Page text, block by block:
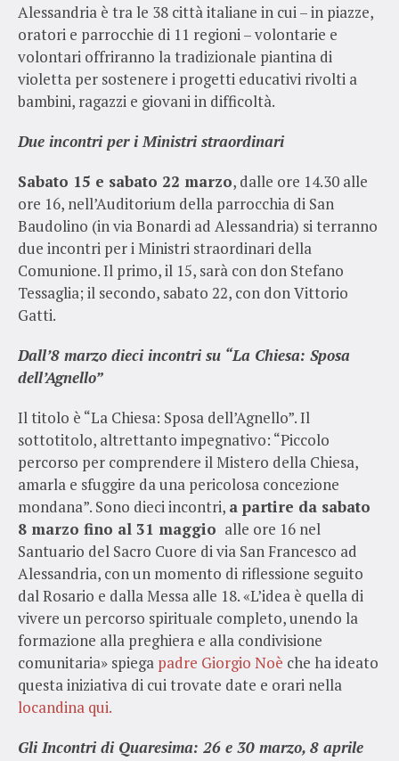
Alessandria è tra le 38 città italiane in cui – in piazze,
oratori e parrocchie di 11 regioni – volontarie e
volontari offriranno la tradizionale piantina di
violetta per sostenere i progetti educativi rivolti a
bambini, ragazzi e giovani in difficoltà.
Due incontri per i Ministri straordinari
Sabato 15 e sabato 22 marzo, dalle ore 14.30 alle
ore 16, nell’Auditorium della parrocchia di San
Baudolino (in via Bonardi ad Alessandria) si terranno
due incontri per i Ministri straordinari della
Comunione. Il primo, il 15, sarà con don Stefano
Tessaglia; il secondo, sabato 22, con don Vittorio
Gatti.
Dall’8 marzo dieci incontri su “La Chiesa: Sposa
dell’Agnello”
Il titolo è “La Chiesa: Sposa dell’Agnello”. Il
sottotitolo, altrettanto impegnativo: “Piccolo
percorso per comprendere il Mistero della Chiesa,
amarla e sfuggire da una pericolosa concezione
mondana”. Sono dieci incontri, a partire da sabato
8 marzo fino al 31 maggio alle ore 16 nel
Santuario del Sacro Cuore di via San Francesco ad
Alessandria, con un momento di riflessione seguito
dal Rosario e dalla Messa alle 18. «L’idea è quella di
vivere un percorso spirituale completo, unendo la
formazione alla preghiera e alla condivisione
comunitaria» spiega padre Giorgio Noè che ha ideato
questa iniziativa di cui trovate date e orari nella
locandina qui.
Gli Incontri di Quaresima: 26 e 30 marzo, 8 aprile